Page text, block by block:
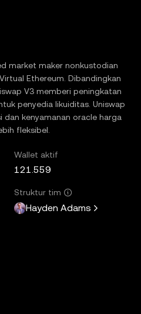
market maker nonkustodian
Ethereum. Dibandingkan
V3 memberi peningkatan
penyedia likuiditas. Uniswap
dan kenyamanan oracle harga
fleksibel.
Wallet aktif
121.559
Struktur tim
Hayden Adams
Paradigm, Variant Fund,